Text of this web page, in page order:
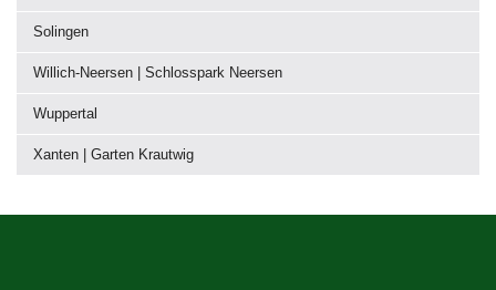
Solingen
Willich-Neersen | Schlosspark Neersen
Wuppertal
Xanten | Garten Krautwig